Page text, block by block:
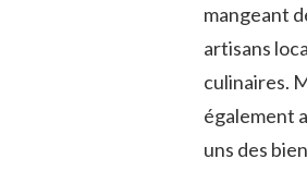
mangeant
artisans⁣
culinaires.
également
uns des